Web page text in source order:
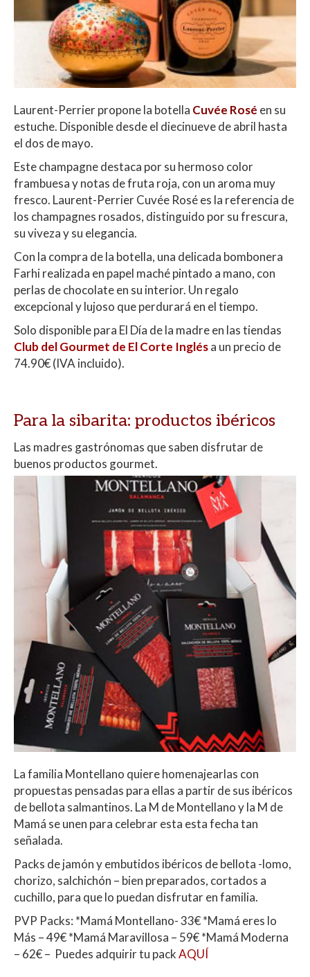
Laurent-Perrier propone la botella Cuvée Rosé en su
estuche. Disponible desde el diecinueve de abril hasta
el dos de mayo.
Este champagne destaca por su hermoso color
frambuesa y notas de fruta roja, con un aroma muy
fresco. Laurent-Perrier Cuvée Rosé es la referencia de
los champagnes rosados, distinguido por su frescura,
su viveza y su elegancia.
Con la compra de la botella, una delicada bombonera
Farhi realizada en papel maché pintado a mano, con
perlas de chocolate en su interior. Un regalo
excepcional y lujoso que perdurará en el tiempo.
Solo disponible para El Día de la madre en las tiendas
Club del Gourmet de El Corte Inglésa un precio de
74.90€ (IVA incluido).
Para la sibarita: productos ibéricos
Las madres gastrónomas que saben disfrutar de
buenos productos gourmet.
La familia Montellano quiere homenajearlas con
propuestas pensadas para ellas a partir de sus ibéricos
de bellota salmantinos. La M de Montellano y la M de
Mamá se unen para celebrar esta esta fecha tan
señalada.
Packs de jamón y embutidos ibéricos de bellota -lomo,
chorizo, salchichón – bien preparados, cortados a
cuchillo, para que lo puedan disfrutar en familia.
PVP Packs: *Mamá Montellano- 33€ *Mamá eres lo
Más – 49€ *Mamá Maravillosa – 59€ *Mamá Moderna
– 62€ – Puedes adquirir tu packAQUÍ